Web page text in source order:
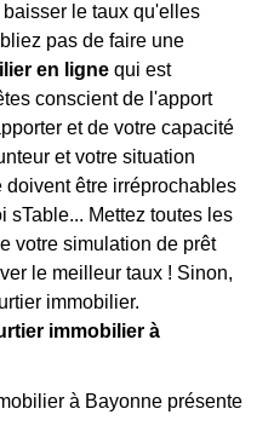
le taux qu'elles
pas de faire une
en ligne qui est
conscient de l'apport
et de votre capacité
et votre situation
être irréprochables
sTable... Mettez toutes les
votre simulation de prêt
le meilleur taux ! Sinon,
immobilier.
immobilier à
à Bayonne présente